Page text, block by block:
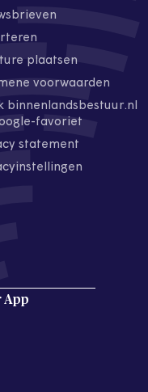
plaatsen
voorwaarden
binnenlandsbestuur.nl
favoriet
statement
App